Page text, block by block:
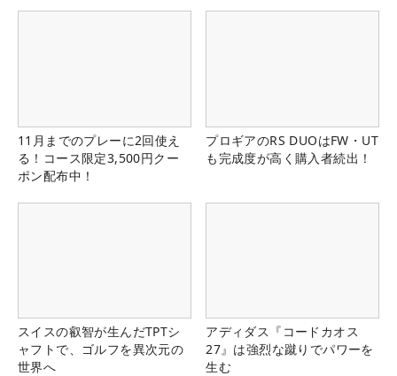
11月までのプレーに2回使え
る！コース限定3,500円クー
ポン配布中！
プロギアのRS DUOはFW・UT
も完成度が高く購入者続出！
スイスの叡智が生んだTPTシ
ャフトで、ゴルフを異次元の
世界へ
アディダス『コードカオス
27』は強烈な蹴りでパワーを
生む